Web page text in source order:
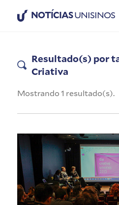
NOTÍCIASUNISINOS
Resultado(s) por
Criativa
Mostrando 1 resultado(s).